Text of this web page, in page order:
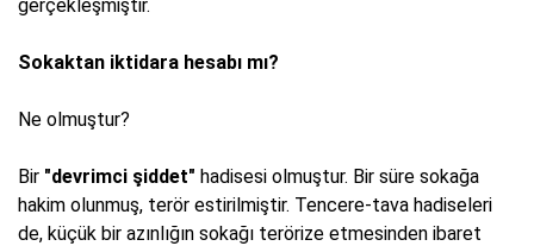
gerçekleşmiştir.
Sokaktan iktidara hesabı mı?
Ne olmuştur?
Bir "devrimci şiddet" hadisesi olmuştur. Bir süre sokağa
hakim olunmuş, terör estirilmiştir. Tencere-tava hadiseleri
de, küçük bir azınlığın sokağı terörize etmesinden ibaret